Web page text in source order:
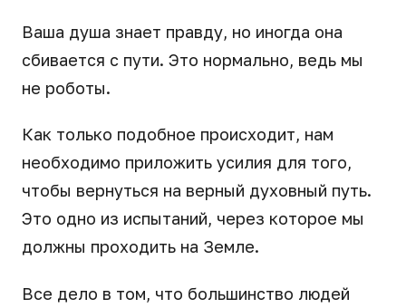
Ваша душа знает правду, но иногда она
сбивается с пути. Это нормально, ведь мы
не роботы.
Как только подобное происходит, нам
необходимо приложить усилия для того,
чтобы вернуться на верный духовный путь.
Это одно из испытаний, через которое мы
должны проходить на Земле.
Все дело в том, что большинство людей